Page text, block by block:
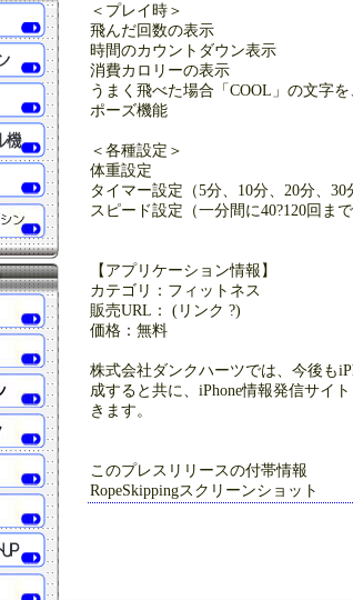
＜プレイ時＞
飛んだ回数の表示
時間のカウントダウン表示
消費カロリーの表示
うまく飛べた場合「COOL」の文字
ポーズ機能
＜各種設定＞
体重設定
タイマー設定（5分、10分、20分、30
スピード設定（一分間に40?120回まで
【アプリケーション情報】
カテゴリ：フィットネス
販売URL： (リンク ?)
価格：無料
株式会社ダンクハーツでは、今後も
成すると共に、iPhone情報発信サイ
きます。
このプレスリリースの付帯情報
RopeSkippingスクリーンショット